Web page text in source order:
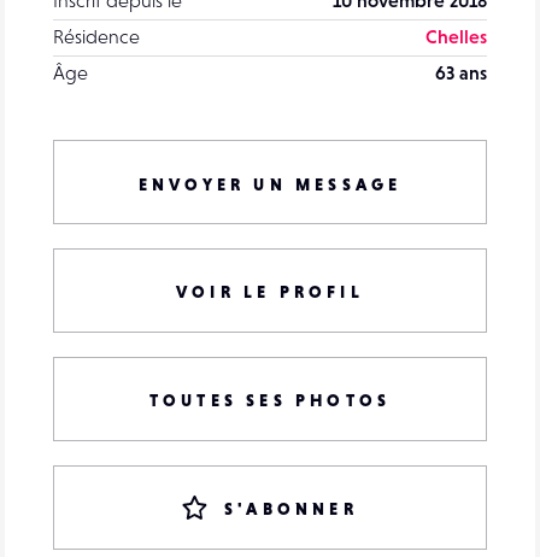
Résidence
Chelles
Âge
63 ans
ENVOYER UN MESSAGE
VOIR LE PROFIL
TOUTES SES PHOTOS
S'ABONNER